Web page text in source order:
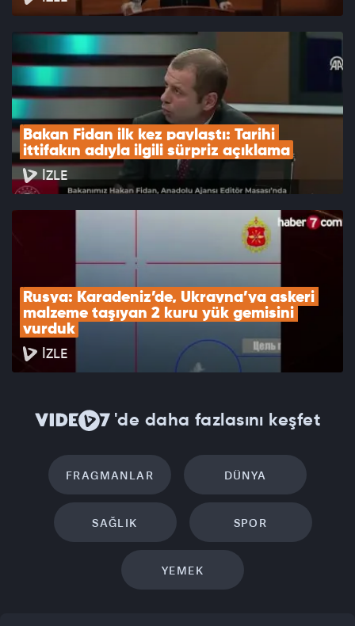
Bakan Fidan ilk kez paylaştı: Tarihi
ittifakın adıyla ilgili sürpriz açıklama
İZLE
Rusya: Karadeniz’de, Ukrayna’ya askeri
malzeme taşıyan 2 kuru yük gemisini
vurduk
İZLE
'de daha fazlasını keşfet
FRAGMANLAR DÜNYA
SAĞLIK SPOR
YEMEK